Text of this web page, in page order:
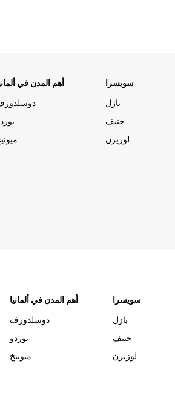
أهم المدن في
سويسرا
بازل
جنيف
لوزيرن
أهم المدن في ألمانيا
دوسلدورف
بوردو
ميونيخ
سويسرا
بازل
جنيف
لوزيرن